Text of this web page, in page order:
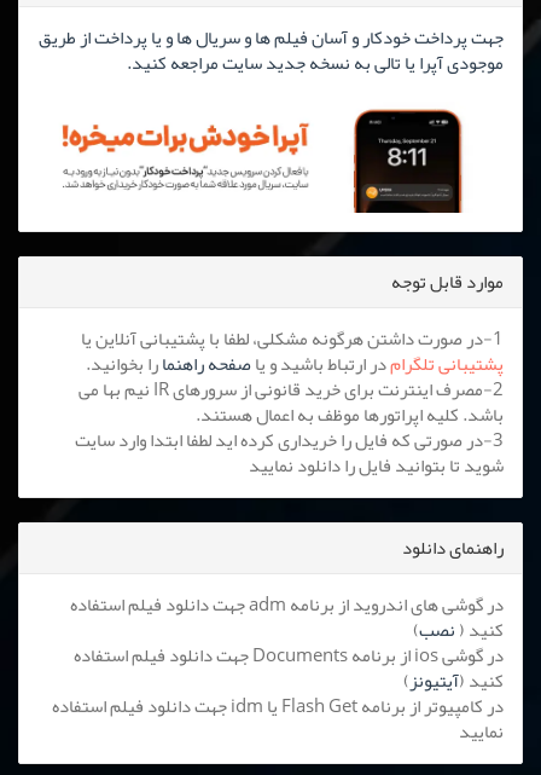
جهت پرداخت خودکار و آسان فیلم ها و سریال ها و یا پرداخت از طریق
موجودی آپرا یا تالی به نسخه جدید سایت مراجعه کنید.
موارد قابل توجه
1-در صورت داشتن هرگونه مشکلی، لطفا با پشتیبانی آنلاین یا
پشتیبانی تلگرامدر ارتباط باشید و یاصفحه راهنمارا بخوانید.
2-مصرف اینترنت برای خرید قانونی از سرورهای IR نیم بها می
باشد. کلیه اپراتورها موظف به اعمال هستند.
3-در صورتی که فایل را خریداری کرده اید لطفا ابتدا وارد سایت
شوید تا بتوانید فایل را دانلود نمایید
راهنمای دانلود
در گوشی های اندروید از برنامه adm جهت دانلود فیلم استفاده
کنید (نصب)
در گوشی ios از برنامه Documents جهت دانلود فیلم استفاده
کنید (آیتیونز)
در کامپیوتر از برنامه Flash Get یا idm جهت دانلود فیلم استفاده
نمایید